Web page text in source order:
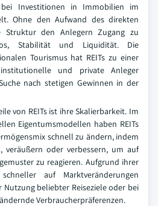
Investitionen in Immobilien im
Ohne den Aufwand des direkten
Struktur den Anlegern Zugang zu
Stabilität und Liquidität. Die
Tourismus hat REITs zu einer
und private Anleger
nach stetigen Gewinnen in der
von REITs ist ihre Skalierbarkeit. Im
Eigentumsmodellen haben REITs
schnell zu ändern, indem
veräußern oder verbessern, um auf
zu reagieren. Aufgrund ihrer
auf Marktveränderungen
Nutzung beliebter Reiseziele oder bei
Verbraucherpräferenzen.